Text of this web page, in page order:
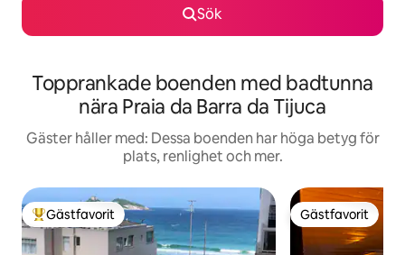
Sök
Topprankade boenden med badtunna
nära Praia da Barra da Tijuca
Gäster håller med: Dessa boenden har höga betyg för
plats, renlighet och mer.
Populär gästfavorit
Gästfavorit Gästfavorit
Gästfavorit